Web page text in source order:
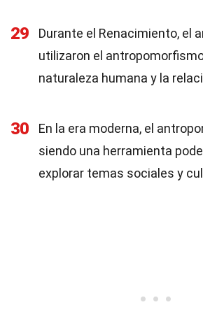
29
Durante el Renacimiento, el
utilizaron el
naturaleza humana y la
30
En la era moderna, el
siendo una herramienta
explorar temas sociales y